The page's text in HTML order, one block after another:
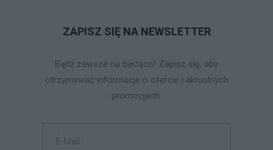
ZAPISZ SIĘ NA NEWSLETTER
Bądź zawsze na bieżąco! Zapisz się, aby
otrzymywać informacje o ofercie i aktualnych
promocjach.